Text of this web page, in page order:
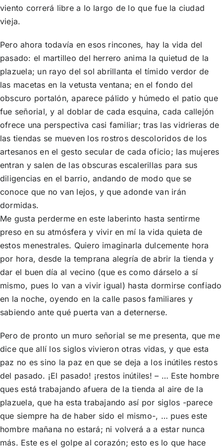
viento correrá libre a lo largo de lo que fue la ciudad
vieja.
Pero ahora todavía en esos rincones, hay la vida del
pasado: el martilleo del herrero anima la quietud de la
plazuela; un rayo del sol abrillanta el tímido verdor de
las macetas en la vetusta ventana; en el fondo del
obscuro portalón, aparece pálido y húmedo el patio que
fue señorial, y al doblar de cada esquina, cada callejón
ofrece una perspectiva casi familiar; tras las vidrieras de
las tiendas se mueven los rostros descoloridos de los
artesanos en el gesto secular de cada oficio; las mujeres
entran y salen de las obscuras escalerillas para sus
diligencias en el barrio, andando de modo que se
conoce que no van lejos, y que adonde van irán
dormidas.
Me gusta perderme en este laberinto hasta sentirme
preso en su atmósfera y vivir en mí la vida quieta de
estos menestrales. Quiero imaginarla dulcemente hora
por hora, desde la temprana alegría de abrir la tienda y
dar el buen día al vecino (que es como dárselo a sí
mismo, pues lo van a vivir igual) hasta dormirse confiado
en la noche, oyendo en la calle pasos familiares y
sabiendo ante qué puerta van a deternerse.
Pero de pronto un muro señorial se me presenta, que me
dice que allí los siglos vivieron otras vidas, y que esta
paz no es sino la paz en que se deja a los inútiles restos
del pasado. ¡El pasado! ¡restos inútiles! – … Este hombre
ques está trabajando afuera de la tienda al aire de la
plazuela, que ha esta trabajando así por siglos -parece
que siempre ha de haber sido el mismo-, … pues este
hombre mañana no estará; ni volverá a a estar nunca
más. Este es el golpe al corazón; esto es lo que hace